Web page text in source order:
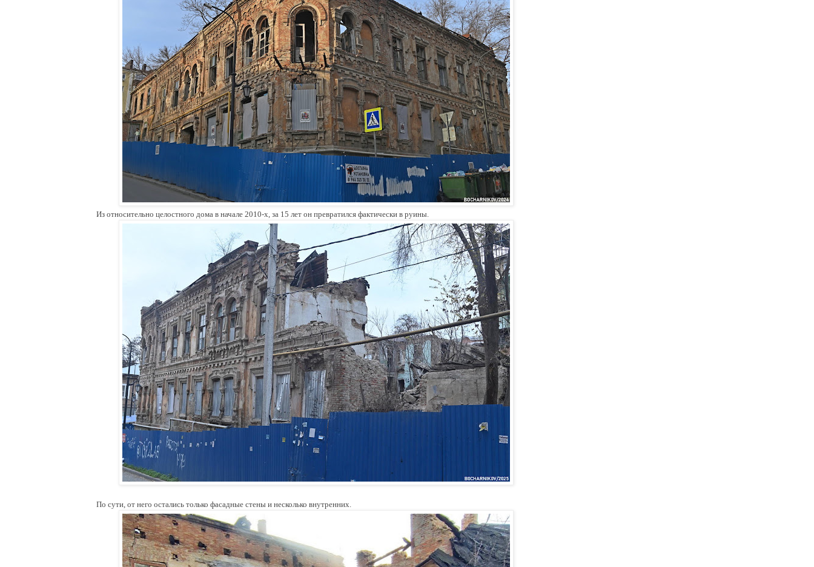
Из относительно целостного дома в начале 2010-х, за 15 лет он превратился фактически в руины.
По сути, от него остались только фасадные стены и несколько внутренних.